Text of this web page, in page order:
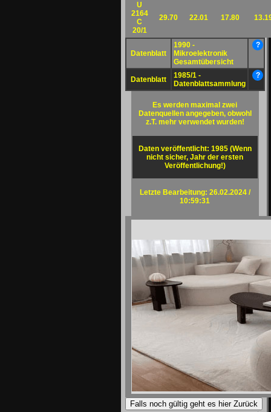
U
2164
C
20/1
29.70 22.01 17.80
Datenblatt
1990 -
Mikroelektronik
Gesamtübersicht
?
Datenblatt
1985/1 -
Datenblattsammlung
?
Es werden maximal zwei
Datenquellen angegeben, obwohl
z.T. mehr verwendet wurden!
Daten veröffentlicht: 1985 (Wenn
nicht sicher, Jahr der ersten
Veröffentlichung!)
Letzte Bearbeitung: 26.02.2024 /
10:59:31
Falls noch gültig geht es hier Zurück